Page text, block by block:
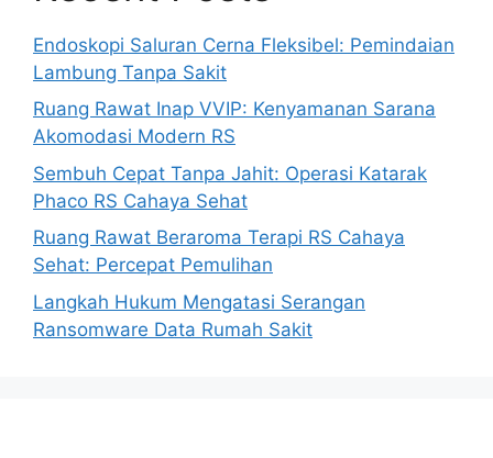
Endoskopi Saluran Cerna Fleksibel: Pemindaian
Lambung Tanpa Sakit
Ruang Rawat Inap VVIP: Kenyamanan Sarana
Akomodasi Modern RS
Sembuh Cepat Tanpa Jahit: Operasi Katarak
Phaco RS Cahaya Sehat
Ruang Rawat Beraroma Terapi RS Cahaya
Sehat: Percepat Pemulihan
Langkah Hukum Mengatasi Serangan
Ransomware Data Rumah Sakit